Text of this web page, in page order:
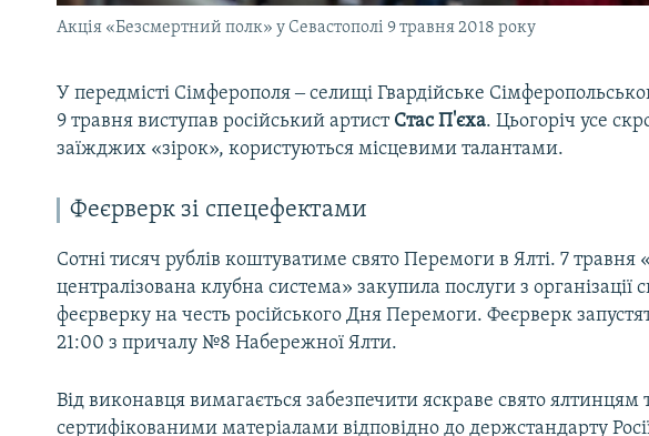
Акція «Безсмертний полк» у Севастополі 9 травня 2018 року
У передмісті Сімферополя ‒ селищі Гвардійське
9 травня виступав російський артист Стас П'єха. Цьогоріч усе
заїжджих «зірок», користуються місцевими талантами.
Феєрверк зі спецефектами
Сотні тисяч рублів коштуватиме свято Перемоги в Ялті. 7 травня
централізована клубна система» закупила послуги з організації
феєрверку на честь російського Дня Перемоги. Феєрверк
21:00 з причалу №8 Набережної Ялти.
Від виконавця вимагається забезпечити яскраве свято ялтинцям
сертифікованими матеріалами відповідно до держстандарту